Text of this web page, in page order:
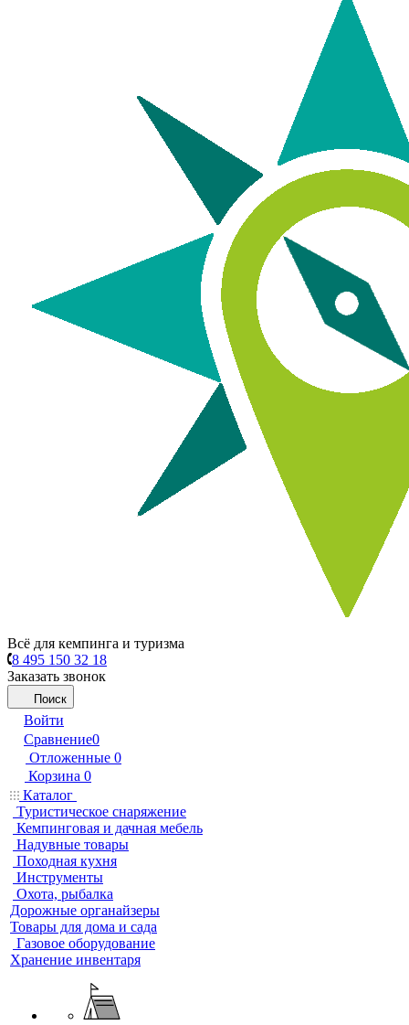
Всё для кемпинга и туризма
8 495 150 32 18
Заказать звонок
Поиск
Войти
Сравнение0
Отложенные 0
Корзина 0
Каталог
Туристическое снаряжение
Кемпинговая и дачная мебель
Надувные товары
Походная кухня
Инструменты
Охота, рыбалка
Дорожные органайзеры
Товары для дома и сада
Газовое оборудование
Хранение инвентаря